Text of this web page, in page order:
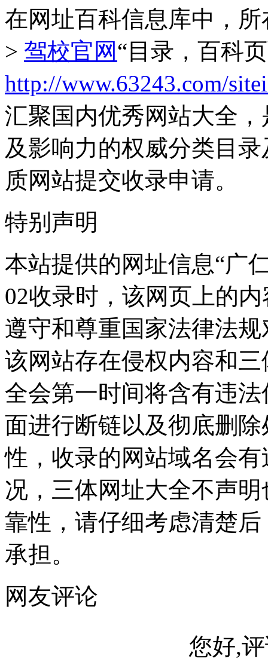
在网址百科信息库中，
> 驾校官网“目录，百科
http://www.63243.com/
汇聚国内优秀网站大全
及影响力的权威分类目
质网站提交收录申请。
特别声明
本站提供的网址信息“广
02收录时，该网页上的
遵守和尊重国家法律法
该网站存在侵权内容和
全会第一时间将含有违
面进行断链以及彻底删
性，收录的网站域名会
况，三体网址大全不声
靠性，请仔细考虑清楚
承担。
网友评论
您好,